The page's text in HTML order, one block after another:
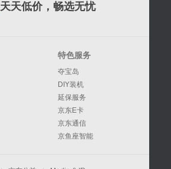
天天低价，畅选无忧
特色服务
夺宝岛
DIY装机
延保服务
京东E卡
京东通信
京鱼座智能